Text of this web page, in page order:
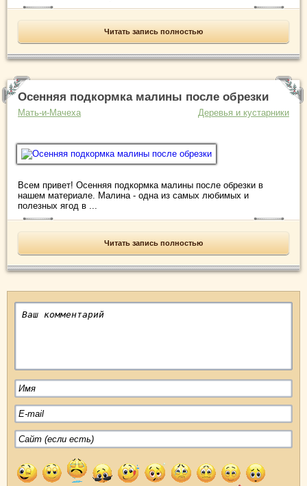
Читать запись полностью
Осенняя подкормка малины после обрезки
Мать-и-Мачеха Деревья и кустарники
Всем привет! Осенняя подкормка малины после обрезки в
нашем материале. Малина - одна из самых любимых и
полезных ягод в ...
Читать запись полностью